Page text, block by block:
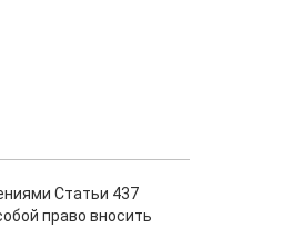
Статьи 437
право вносить